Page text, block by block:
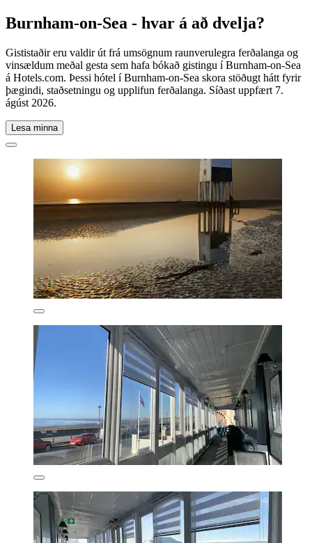
Burnham-on-Sea - hvar á að dvelja?
Gististaðir eru valdir út frá umsögnum raunverulegra ferðalanga og
vinsældum meðal gesta sem hafa bókað gistingu í Burnham-on-Sea
á Hotels.com. Þessi hótel í Burnham-on-Sea skora stöðugt hátt fyrir
þægindi, staðsetningu og upplifun ferðalanga. Síðast uppfært 7.
ágúst 2026.
Lesa minna